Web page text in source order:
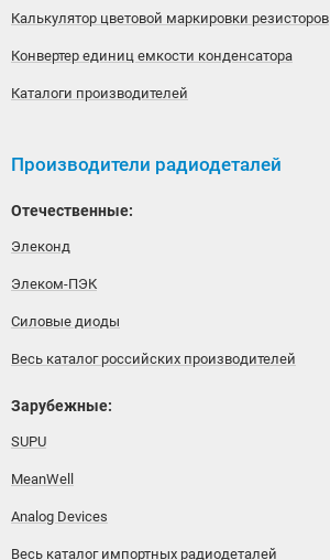
Калькулятор цветовой маркировки резисторов
Конвертер единиц емкости конденсатора
Каталоги производителей
Производители радиодеталей
Отечественные:
Элеконд
Элеком-ПЭК
Силовые диоды
Весь каталог российских производителей
Зарубежные:
SUPU
MeanWell
Analog Devices
Весь каталог импортных радиодеталей